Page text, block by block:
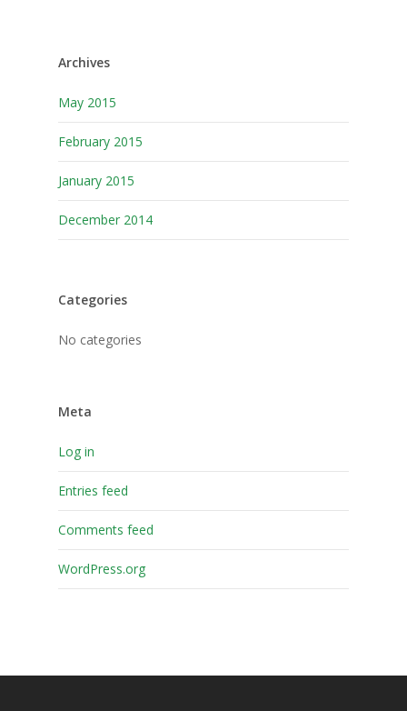
Archives
May 2015
February 2015
January 2015
December 2014
Categories
No categories
Meta
Log in
Entries feed
Comments feed
WordPress.org